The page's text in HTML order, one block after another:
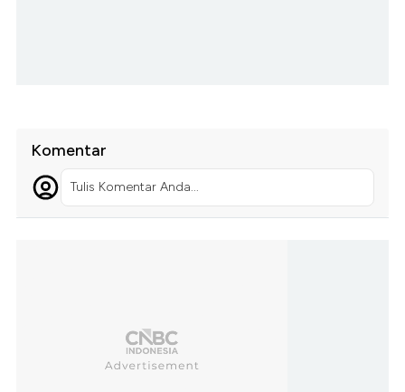
Komentar
Tulis Komentar Anda...